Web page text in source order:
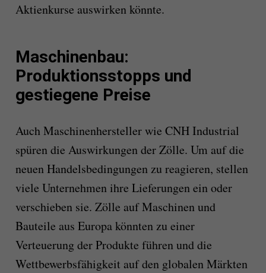
Aktienkurse auswirken könnte.
Maschinenbau:
Produktionsstopps und
gestiegene Preise
Auch Maschinenhersteller wie CNH Industrial
spüren die Auswirkungen der Zölle. Um auf die
neuen Handelsbedingungen zu reagieren, stellen
viele Unternehmen ihre Lieferungen ein oder
verschieben sie. Zölle auf Maschinen und
Bauteile aus Europa könnten zu einer
Verteuerung der Produkte führen und die
Wettbewerbsfähigkeit auf den globalen Märkten